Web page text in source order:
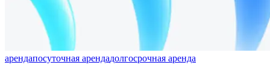
арендапосуточная арендадолгосрочная аренда